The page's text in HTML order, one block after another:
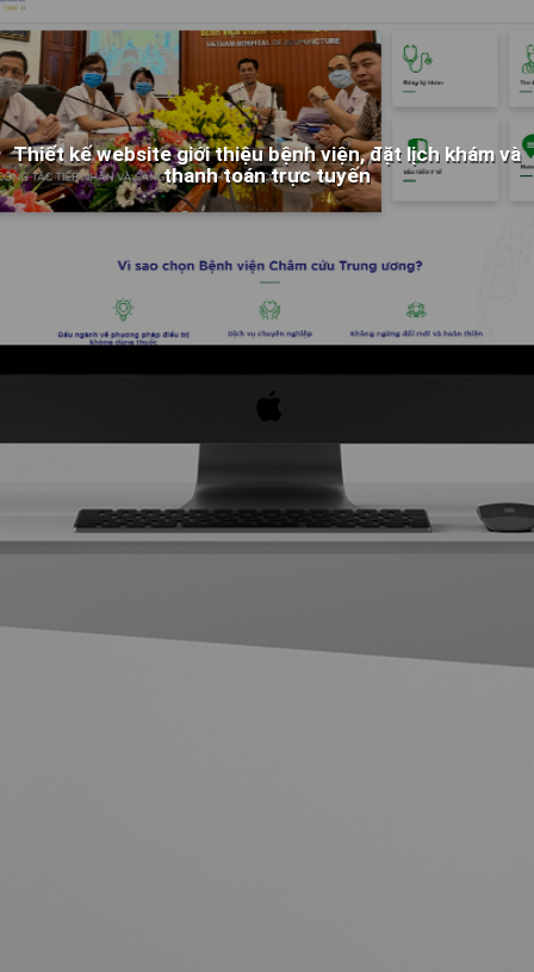
Thiết kế website giới thiệu bệnh viện, đặt lịch khám và
thanh toán trực tuyến